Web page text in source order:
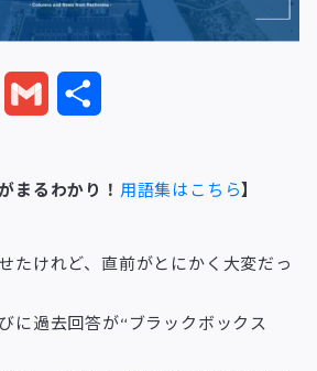
d
a
l
まるわかり！ 用語集はこちら】
たけれど、直前がとにかく大変だっ
に過去回答が“ブラックボックス